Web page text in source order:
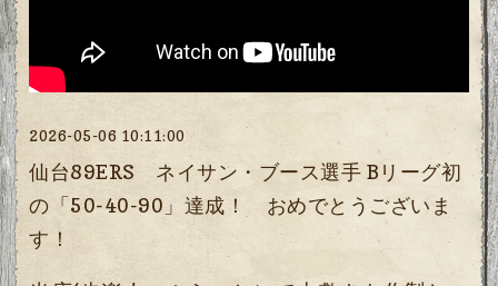
2026-05-06 10:11:00
仙台89ERS ネイサン・ブース選手 Bリーグ初
の「50-40-90」達成！ おめでとうございま
す！